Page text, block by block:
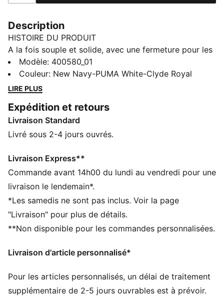
Description
HISTOIRE DU PRODUIT
A la fois souple et solide, avec une fermeture pour les
mettre et les enlever facilement, ces mini-sneakers
sont les chaussures idéales pour le parc comme la
cour de récré. Avec la forme trapue et le logo PUMA
étant l’enfant le plus cool.
DÉTAILS
Tige en mesh
Lacets élastiques et fermeture à scratch
Semelle extérieure en caoutchouc
Étiquette tissée sur la languette
Logo PUMA Cat oversize sur le quartier
PUMA Enfant : recommandé pour les enfants de
4 à 8 ans
Modèle: 400580_01
Couleur: New Navy-PUMA White-Clyde Royal
LIRE PLUS
Expédition et retours
Livraison Standard
Livré sous 2-4 jours ouvrés.
Livraison Express**
Commande avant 14h00 du lundi au vendredi pour une
livraison le lendemain*.
*Les samedis ne sont pas inclus. Voir la page
"Livraison" pour plus de détails.
**Non disponible pour les commandes personnalisées.
Livraison d'article personnalisé*
Pour les articles personnalisés, un délai de traitement
supplémentaire de 2-5 jours ouvrables est à prévoir.